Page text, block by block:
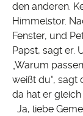
den anderen.
Himmelstor.
Fenster, und
Papst, sagt er.
„Warum
weißt du“, sagt
da hat er
Ja, liebe